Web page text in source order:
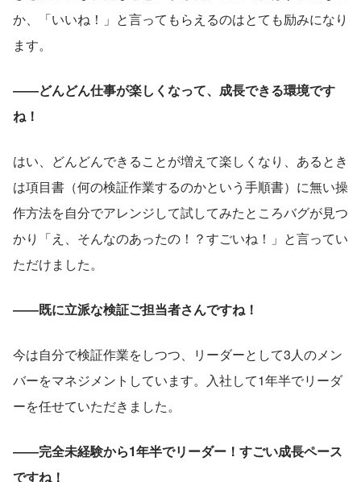
か、「いいね！」と言ってもらえるのはとても励みになり
ます。
――どんどん仕事が楽しくなって、成長できる環境です
ね！
はい、どんどんできることが増えて楽しくなり、あるとき
は項目書（何の検証作業するのかという手順書）に無い操
作方法を自分でアレンジして試してみたところバグが見つ
かり「え、そんなのあったの！？すごいね！」と言ってい
ただけました。
――既に立派な検証ご担当者さんですね！
今は自分で検証作業をしつつ、リーダーとして3人のメン
バーをマネジメントしています。入社して1年半でリーダ
ーを任せていただきました。
――完全未経験から1年半でリーダー！すごい成長ペース
ですね！